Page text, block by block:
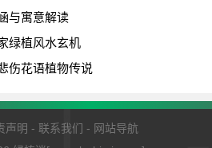
与寓意解读
绿植风水玄机
伤花语植物传说
声明 - 联系我们 - 网站导航